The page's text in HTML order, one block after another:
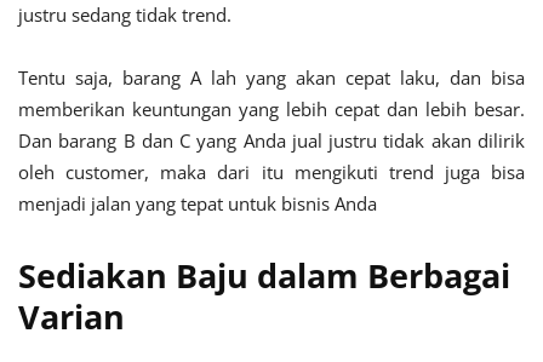
justru sedang tidak trend.
Tentu saja, barang A lah yang akan cepat laku, dan bisa
memberikan keuntungan yang lebih cepat dan lebih besar.
Dan barang B dan C yang Anda jual justru tidak akan dilirik
oleh customer, maka dari itu mengikuti trend juga bisa
menjadi jalan yang tepat untuk bisnis Anda
Sediakan Baju dalam Berbagai
Varian